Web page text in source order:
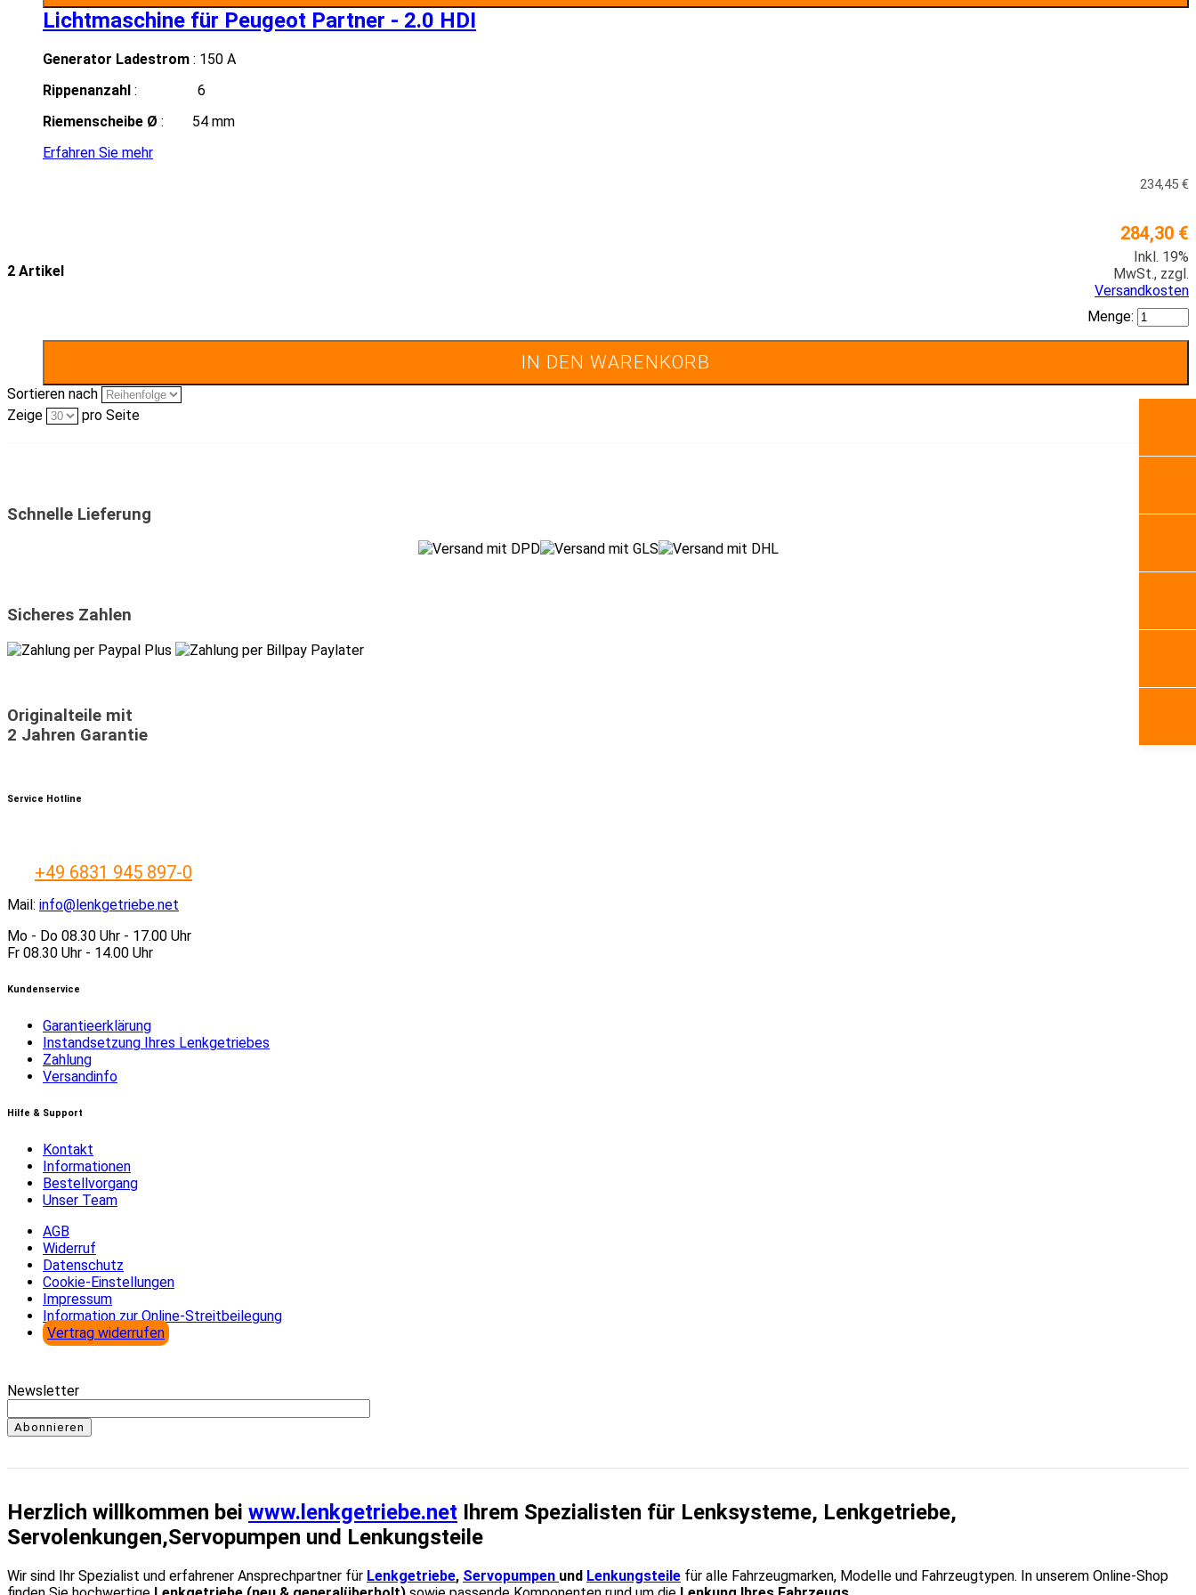
Lichtmaschine für Peugeot Partner - 2.0 HDI
Generator Ladestrom : 150 A
Rippenanzahl : 6
Riemenscheibe Ø : 54 mm
Erfahren Sie mehr
234,45 €
284,30 €
Inkl. 19%
MwSt., zzgl.
Versandkosten
Menge:
IN DEN WARENKORB
2 Artikel
Sortieren nach
Zeige
pro Seite
Schnelle Lieferung
Sicheres Zahlen
Originalteile mit
2 Jahren Garantie
Service Hotline
+49 6831 945 897-0
Mail: info@lenkgetriebe.net
Mo - Do 08.30 Uhr - 17.00 Uhr
Fr 08.30 Uhr - 14.00 Uhr
Kundenservice
Garantieerklärung
Instandsetzung Ihres Lenkgetriebes
Zahlung
Versandinfo
Hilfe & Support
Kontakt
Informationen
Bestellvorgang
Unser Team
AGB
Widerruf
Datenschutz
Cookie-Einstellungen
Impressum
Information zur Online-Streitbeilegung
Vertrag widerrufen
Newsletter
Abonnieren
Herzlich willkommen bei www.lenkgetriebe.net Ihrem Spezialisten für Lenksysteme, Lenkgetriebe,
Servolenkungen,Servopumpen und Lenkungsteile
Wir sind Ihr Spezialist und erfahrener Ansprechpartner für Lenkgetriebe, Servopumpen und Lenkungsteile für alle Fahrzeugmarken, Modelle und Fahrzeugtypen. In unserem Online-Shop